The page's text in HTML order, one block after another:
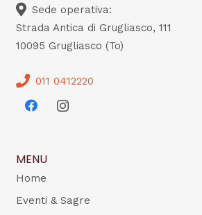
Sede operativa:
Strada Antica di Grugliasco, 111
10095 Grugliasco (To)
011 0412220
MENU
Home
Eventi & Sagre